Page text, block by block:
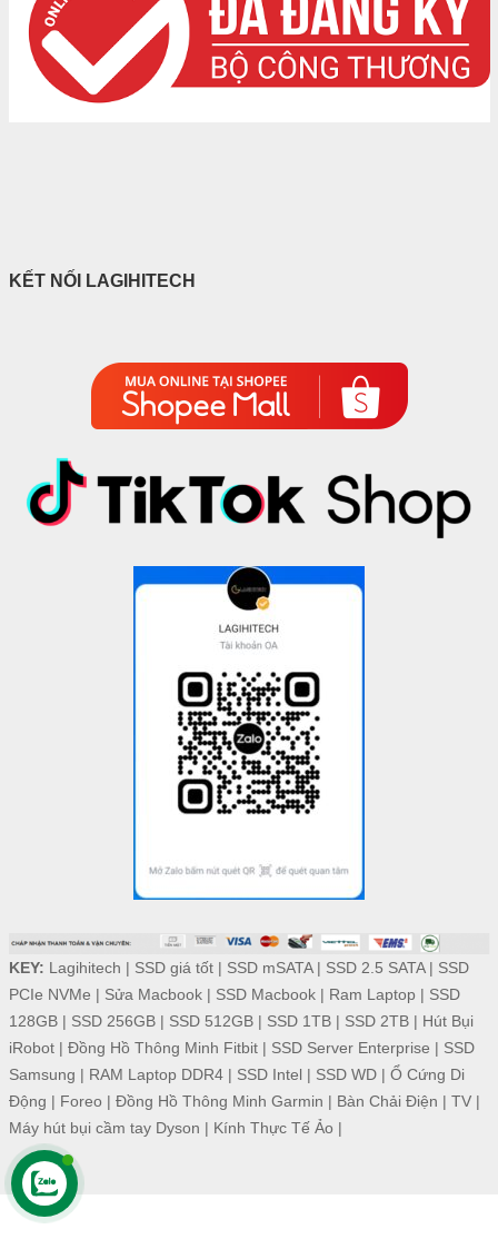
KẾT NỐI LAGIHITECH
KEY: Lagihitech | SSD giá tốt| SSD mSATA| SSD 2.5 SATA| SSD
PCIe NVMe | Sửa Macbook| SSD Macbook| Ram Laptop| SSD
128GB| SSD 256GB| SSD 512GB| SSD 1TB| SSD 2TB| Hút Bụi
iRobot| Đồng Hồ Thông Minh Fitbit| SSD Server Enterprise | SSD
Samsung | RAM Laptop DDR4| SSD Intel| SSD WD| Ổ Cứng Di
Động | Foreo | Đồng Hồ Thông Minh Garmin | Bàn Chải Điện | TV|
Máy hút bụi cầm tay Dyson | Kính Thực Tế Ảo |